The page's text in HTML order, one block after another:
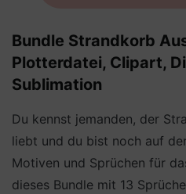
Bundle Strandkorb
Plotterdatei, Clipart,
Sublimation
Du kennst jemanden, der
liebt und du bist noch auf
Motiven und Sprüchen für
dieses Bundle mit 13